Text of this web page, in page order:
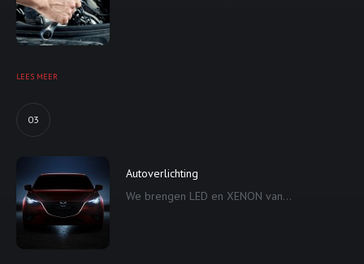
LEES MEER
03
Autoverlichting
We brengen LED en XENON van...